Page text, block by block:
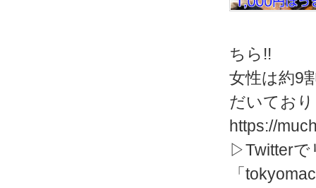
ちら!!
女性は約9
だいてお
https://
▷Twitterで
「